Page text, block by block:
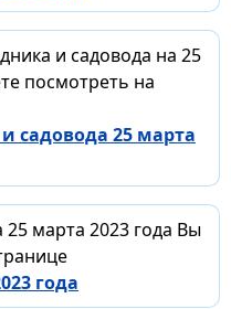
и садовода на 25
посмотреть на
садовода 25 марта
марта 2023 года Вы
года